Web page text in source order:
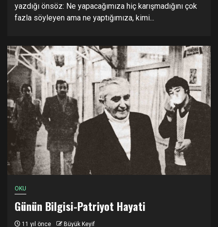
yazdığı önsöz: Ne yapacağımıza hiç karışmadığını çok
fazla söyleyen ama ne yaptığımıza, kimi...
OKU
Günün Bilgisi-Patriyot Hayati
11 yıl önce Büyük Keyif